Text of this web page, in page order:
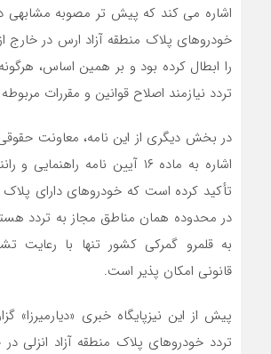
اشاره می کند که پیش تر مصوبه مشابهی
خودروهای پلاک منطقه آزاد ارس در خارج
را ابطال کرده بود و بر همین اساس،
تردد نیازمند اصلاح قوانین و مقررات
در بخش دیگری از این نامه، معاونت
اشاره به ماده ۱۶ آیین نامه
تأکید کرده است که خودروهای دارای پلاک
در محدوده همان مناطق مجاز به تردد
به قلمرو گمرکی کشور تنها با رعایت
قانونی امکان پذیر است.
پیش از این نیزپایگاه خبری «دیارمیرزا»
تردد خودروهای پلاک منطقه آزاد انزلی